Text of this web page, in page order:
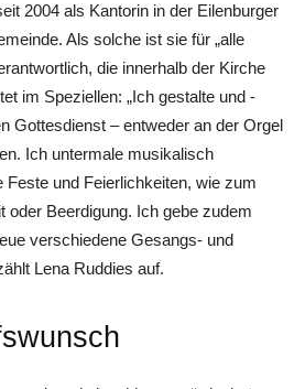
2004 als Kantorin in der Eilenburger
Als solche ist sie für „alle
die innerhalb der Kirche
im Speziellen: „Ich gestalte und
Gottesdienst – entweder an der Orgel
Ich untermale musikalisch
und Feierlichkeiten, wie zum
oder Beerdigung. Ich gebe zudem
verschiedene Gesangs- und
Lena Ruddies auf.